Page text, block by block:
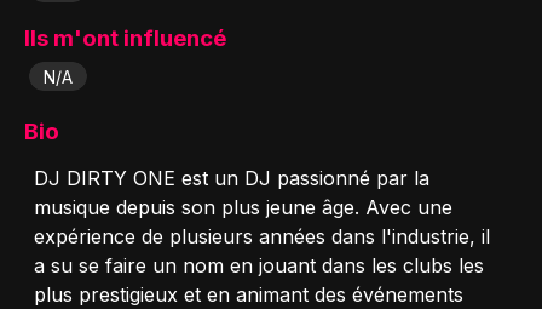
Ils m'ont influencé
N/A
Bio
DJ DIRTY ONE est un DJ passionné par la
musique depuis son plus jeune âge. Avec une
expérience de plusieurs années dans l'industrie, il
a su se faire un nom en jouant dans les clubs les
plus prestigieux et en animant des événements